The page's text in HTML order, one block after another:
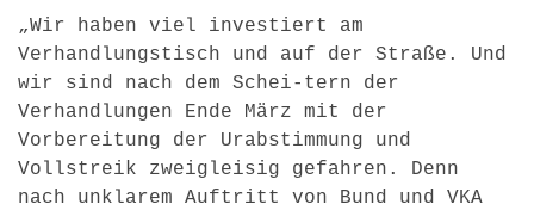
„Wir haben viel investiert am
Verhandlungstisch und auf der Straße. Und
wir sind nach dem Schei-tern der
Verhandlungen Ende März mit der
Vorbereitung der Urabstimmung und
Vollstreik zweigleisig gefahren. Denn
nach unklarem Auftritt von Bund und VKA